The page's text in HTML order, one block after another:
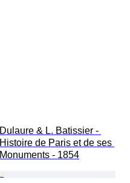
Dulaure & L. Batissier -
Histoire de Paris et de ses
Monuments - 1854